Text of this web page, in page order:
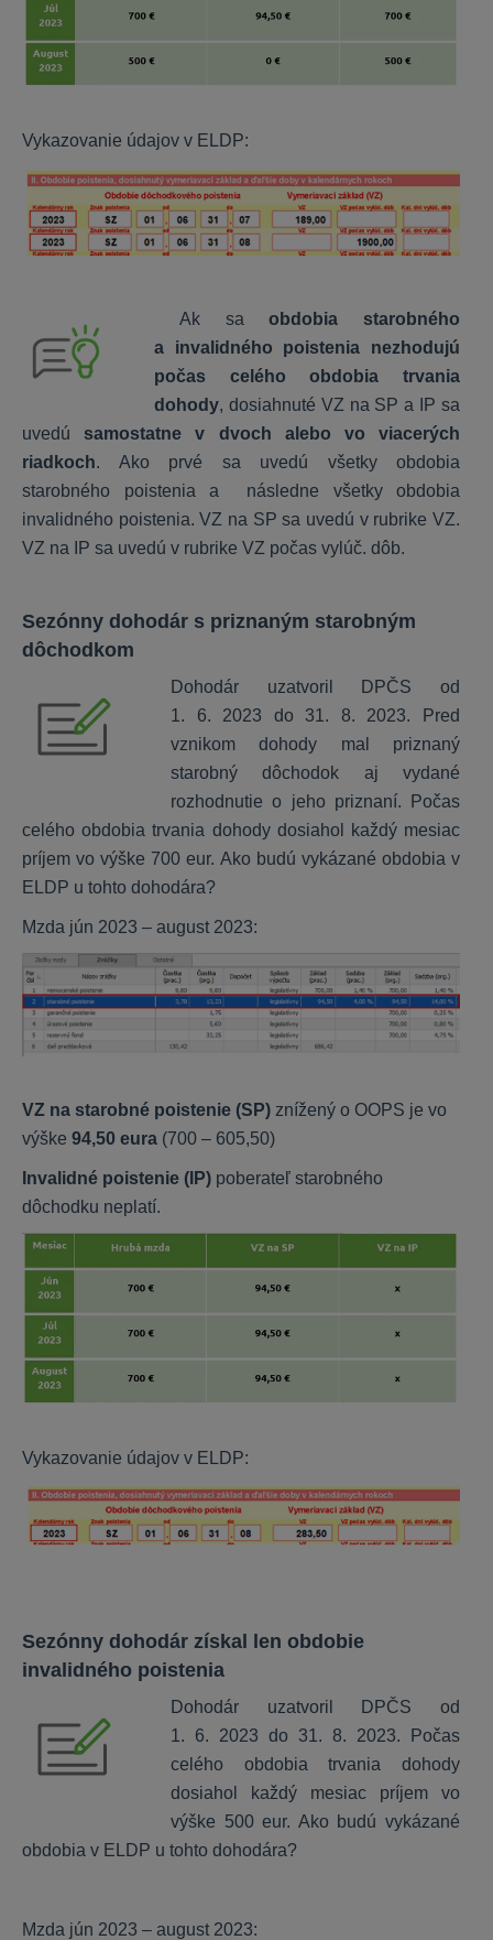
Všeobecné
KROS účet
Vykazovanie údajov v ELDP:
Ak saobdobia starobného
a invalidného poistenia nezhodujú
počas celého obdobia trvania
dohody, dosiahnuté VZ na SP a IP sa
uvedú samostatne v dvoch alebo vo viacerých
riadkoch. Ako prvé sa uvedú všetky obdobia
starobného poistenia a následne všetky obdobia
invalidného poistenia. VZ na SP sa uvedú v rubrike VZ.
VZ na IP sa uvedú v rubrike VZ počas vylúč. dôb.
Sezónny dohodár s priznaným starobným
dôchodkom
Dohodár uzatvoril DPČS od
1. 6. 2023 do 31. 8. 2023. Pred
vznikom dohody mal priznaný
starobný dôchodok aj vydané
rozhodnutie o jeho priznaní. Počas
celého obdobia trvania dohody dosiahol každý mesiac
príjem vo výške 700 eur. Ako budú vykázané obdobia v
ELDP u tohto dohodára?
Mzda jún 2023 – august 2023:
VZ na starobné poistenie (SP) znížený o OOPS je vo
výške 94,50 eura (700 – 605,50)
Invalidné poistenie (IP) poberateľ starobného
dôchodku neplatí.
Vykazovanie údajov v ELDP:
Sezónny dohodár získal len obdobie
invalidného poistenia
Dohodár uzatvoril DPČS od
1. 6. 2023 do 31. 8. 2023. Počas
celého obdobia trvania dohody
dosiahol každý mesiac príjem vo
výške 500 eur. Ako budú vykázané
obdobia v ELDP u tohto dohodára?
Mzda jún 2023 – august 2023: